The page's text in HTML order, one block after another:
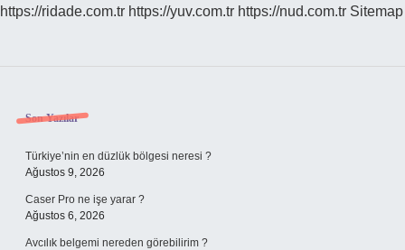
https://ridade.com.tr https://yuv.com.tr https://nud.com.tr Sitemap
Sidebar
Son Yazılar
Türkiye’nin en düzlük bölgesi neresi ?
Ağustos 9, 2026
Caser Pro ne işe yarar ?
Ağustos 6, 2026
Avcılık belgemi nereden görebilirim ?